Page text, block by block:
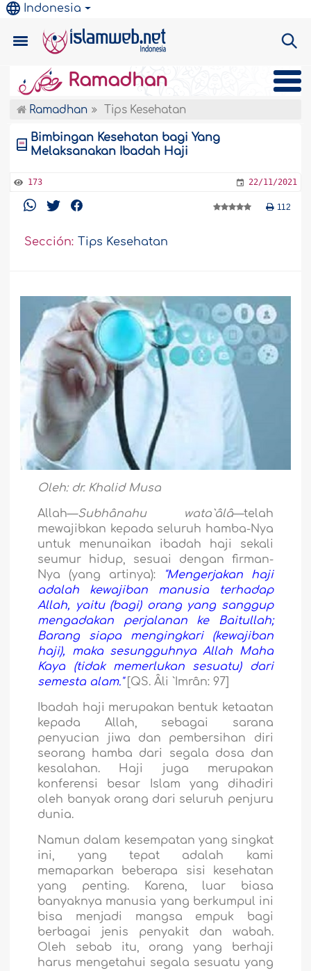
Indonesia
Ramadhan
Ramadhan Tips Kesehatan
Bimbingan Kesehatan bagi Yang
Melaksanakan Ibadah Haji
173 22/11/2021
112
Sección: Tips Kesehatan
Oleh: dr. Khalid Musa
Allah—Subhânahu wata`âlâ—telah
mewajibkan kepada seluruh hamba-Nya
untuk menunaikan ibadah haji sekali
seumur hidup, sesuai dengan firman-
Nya (yang artinya):
"Mengerjakan haji
adalah kewajiban manusia terhadap
Allah, yaitu (bagi) orang yang sanggup
mengadakan perjalanan ke Baitullah;
Barang siapa mengingkari (kewajiban
haji), maka sesungguhnya Allah Maha
Kaya (tidak memerlukan sesuatu) dari
semesta alam."[QS. Âli `Imrân: 97]
Ibadah haji merupakan bentuk ketaatan
kepada Allah, sebagai sarana
penyucian jiwa dan pembersihan diri
seorang hamba dari segala dosa dan
kesalahan. Haji juga merupakan
konferensi besar Islam yang dihadiri
oleh banyak orang dari seluruh penjuru
dunia.
Namun dalam kesempatan yang singkat
ini, yang tepat adalah kami
memaparkan beberapa sisi kesehatan
yang penting. Karena, luar biasa
banyaknya manusia yang berkumpul ini
bisa menjadi mangsa empuk bagi
berbagai jenis penyakit dan wabah.
Oleh sebab itu, orang yang berhaji
harus mengetahui segala sesuatu yang